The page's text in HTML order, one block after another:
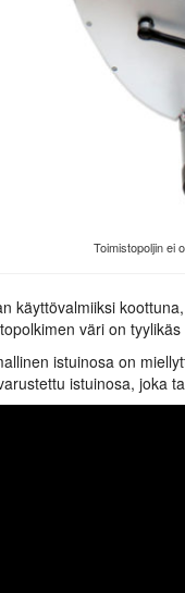
Toimistopoljin ei
käyttövalmiiksi
väri on
istuinosa on
istuinosa, joka